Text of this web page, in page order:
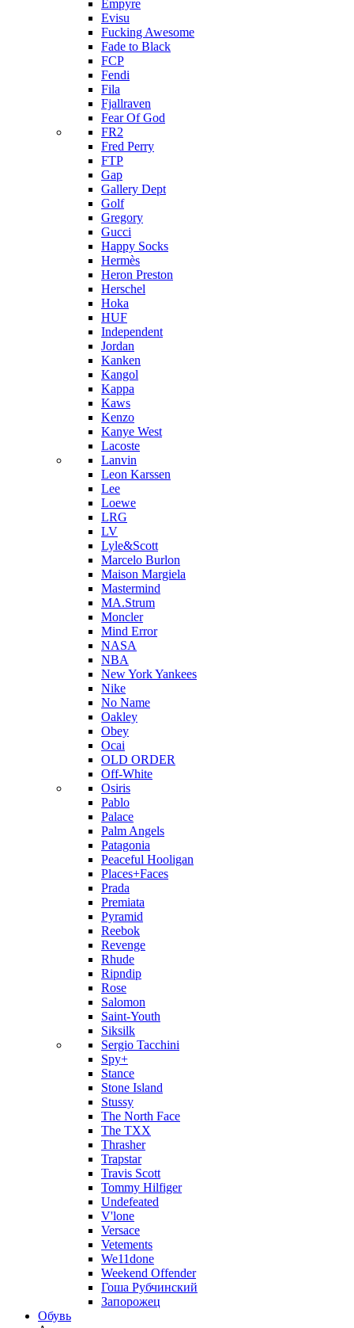
Empyre
Evisu
Fucking Awesome
Fade to Black
FCP
Fendi
Fila
Fjallraven
Fear Of God
FR2
Fred Perry
FTP
Gap
Gallery Dept
Golf
Gregory
Gucci
Happy Socks
Hermès
Heron Preston
Hersсhel
Hoka
HUF
Independent
Jordan
Kanken
Kangol
Kappa
Kaws
Kenzo
Kanye West
Lacoste
Lanvin
Leon Karssen
Lee
Loewe
LRG
LV
Lyle&Scott
Marcelo Burlon
Maison Margiela
Mastermind
MA.Strum
Moncler
Mind Error
NASA
NBA
New York Yankees
Nike
No Name
Oakley
Obey
Ocai
OLD ORDER
Off-White
Osiris
Pablo
Palace
Palm Angels
Patagonia
Peaceful Hooligan
Places+Faces
Prada
Premiata
Pyramid
Reebok
Revenge
Rhude
Ripndip
Rose
Salomon
Saint-Youth
Siksilk
Sergio Tacchini
Spy+
Stance
Stone Island
Stussy
The North Face
The TXX
Thrasher
Trapstar
Travis Scott
Tommy Hilfiger
Undefeated
V'lone
Versace
Vetements
We11done
Weekend Offender
Гоша Рубчинский
Запорожец
Обувь